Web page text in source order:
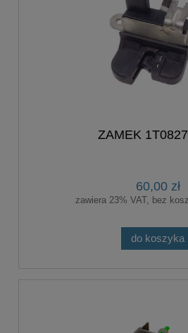
ZAMEK
60,00 zł
zawiera 23% VAT, bez
do koszyka